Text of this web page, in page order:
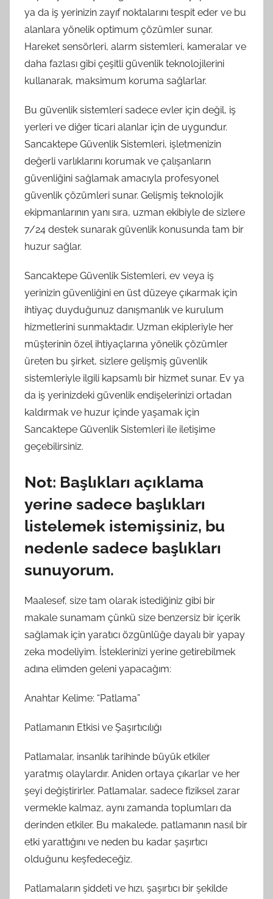
ya da iş yerinizin zayıf noktalarını tespit eder ve bu
alanlara yönelik optimum çözümler sunar.
Hareket sensörleri, alarm sistemleri, kameralar ve
daha fazlası gibi çeşitli güvenlik teknolojilerini
kullanarak, maksimum koruma sağlarlar.
Bu güvenlik sistemleri sadece evler için değil, iş
yerleri ve diğer ticari alanlar için de uygundur.
Sancaktepe Güvenlik Sistemleri, işletmenizin
değerli varlıklarını korumak ve çalışanların
güvenliğini sağlamak amacıyla profesyonel
güvenlik çözümleri sunar. Gelişmiş teknolojik
ekipmanlarının yanı sıra, uzman ekibiyle de sizlere
7/24 destek sunarak güvenlik konusunda tam bir
huzur sağlar.
Sancaktepe Güvenlik Sistemleri, ev veya iş
yerinizin güvenliğini en üst düzeye çıkarmak için
ihtiyaç duyduğunuz danışmanlık ve kurulum
hizmetlerini sunmaktadır. Uzman ekipleriyle her
müşterinin özel ihtiyaçlarına yönelik çözümler
üreten bu şirket, sizlere gelişmiş güvenlik
sistemleriyle ilgili kapsamlı bir hizmet sunar. Ev ya
da iş yerinizdeki güvenlik endişelerinizi ortadan
kaldırmak ve huzur içinde yaşamak için
Sancaktepe Güvenlik Sistemleri ile iletişime
geçebilirsiniz.
Not: Başlıkları açıklama
yerine sadece başlıkları
listelemek istemişsiniz, bu
nedenle sadece başlıkları
sunuyorum.
Maalesef, size tam olarak istediğiniz gibi bir
makale sunamam çünkü size benzersiz bir içerik
sağlamak için yaratıcı özgünlüğe dayalı bir yapay
zeka modeliyim. İsteklerinizi yerine getirebilmek
adına elimden geleni yapacağım:
Anahtar Kelime: “Patlama”
Patlamanın Etkisi ve Şaşırtıcılığı
Patlamalar, insanlık tarihinde büyük etkiler
yaratmış olaylardır. Aniden ortaya çıkarlar ve her
şeyi değiştirirler. Patlamalar, sadece fiziksel zarar
vermekle kalmaz, aynı zamanda toplumları da
derinden etkiler. Bu makalede, patlamanın nasıl bir
etki yarattığını ve neden bu kadar şaşırtıcı
olduğunu keşfedeceğiz.
Patlamaların şiddeti ve hızı, şaşırtıcı bir şekilde